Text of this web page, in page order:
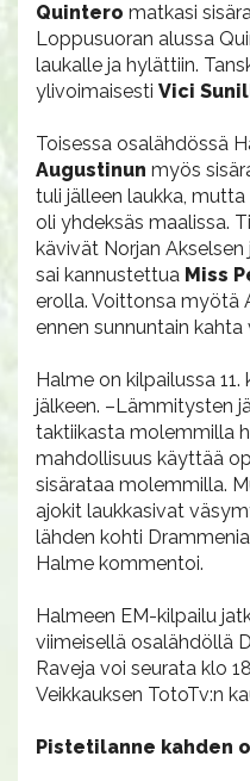
Quintero matkasi
Loppusuoran alussa
laukalle ja hylättiin.
ylivoimaisesti Vici
Toisessa osalähdössä
Augustinun myös
tuli jälleen laukka,
oli yhdeksäs maalissa.
kävivät Norjan
sai kannustettua Miss
erolla. Voittonsa myötä
ennen sunnuntain
Halme on kilpailussa
jälkeen. –Lämmitysten
taktiikasta molemmilla
mahdollisuus käyttää
sisärataa molemmilla.
ajokit laukkasivat
lähden kohti
Halme kommentoi.
Halmeen EM-kilpailu
viimeisellä osalähdöllä
Raveja voi seurata klo
Veikkauksen TotoTv:n
Pistetilanne kahden